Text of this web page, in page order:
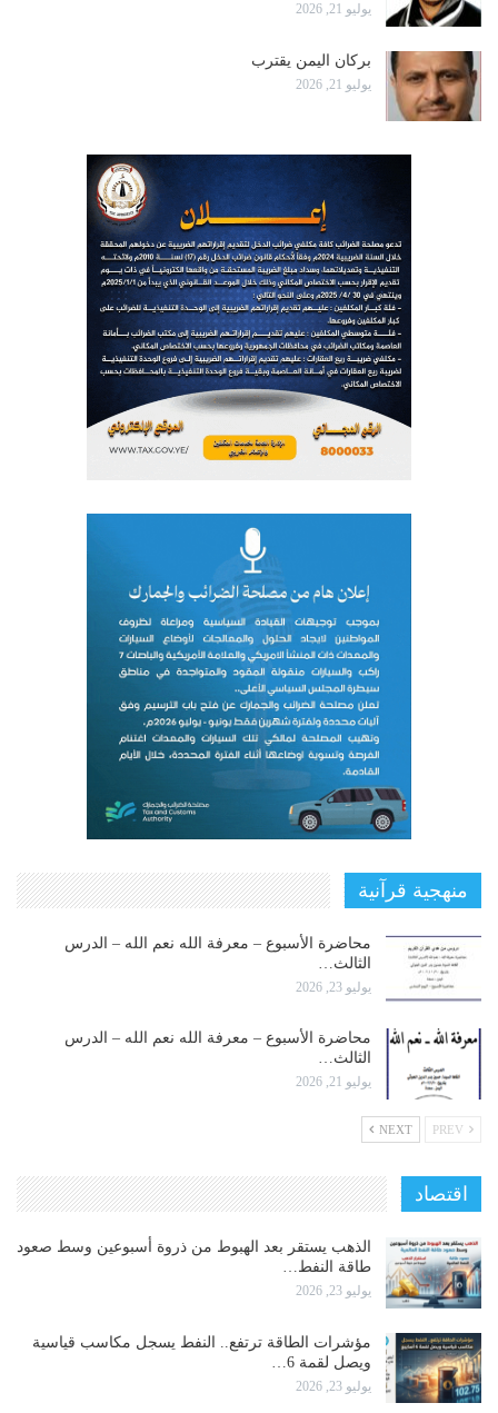
يوليو 21, 2026
بركان اليمن يقترب
يوليو 21, 2026
منهجية قرآنية
محاضرة الأسبوع – معرفة الله نعم الله – الدرس
الثالث…
يوليو 23, 2026
محاضرة الأسبوع – معرفة الله نعم الله – الدرس
الثالث…
يوليو 21, 2026
NEXT
اقتصاد
الذهب يستقر بعد الهبوط من ذروة أسبوعين وسط صعود
طاقة النفط…
يوليو 23, 2026
مؤشرات الطاقة ترتفع.. النفط يسجل مكاسب قياسية
ويصل لقمة 6…
يوليو 23, 2026